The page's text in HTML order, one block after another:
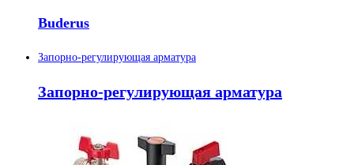
Buderus
Запорно-регулирующая арматура
Запорно-регулирующая арматура